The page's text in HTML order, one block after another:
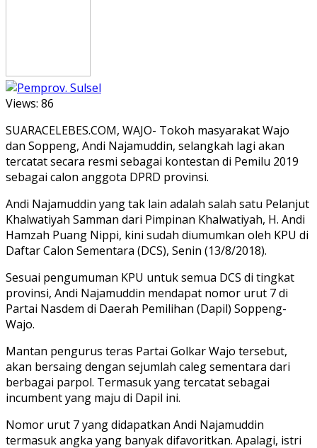
Views: 86
SUARACELEBES.COM, WAJO- Tokoh masyarakat Wajo
dan Soppeng, Andi Najamuddin, selangkah lagi akan
tercatat secara resmi sebagai kontestan di Pemilu 2019
sebagai calon anggota DPRD provinsi.
Andi Najamuddin yang tak lain adalah salah satu Pelanjut
Khalwatiyah Samman dari Pimpinan Khalwatiyah, H. Andi
Hamzah Puang Nippi, kini sudah diumumkan oleh KPU di
Daftar Calon Sementara (DCS), Senin (13/8/2018).
Sesuai pengumuman KPU untuk semua DCS di tingkat
provinsi, Andi Najamuddin mendapat nomor urut 7 di
Partai Nasdem di Daerah Pemilihan (Dapil) Soppeng-
Wajo.
Mantan pengurus teras Partai Golkar Wajo tersebut,
akan bersaing dengan sejumlah caleg sementara dari
berbagai parpol. Termasuk yang tercatat sebagai
incumbent yang maju di Dapil ini.
Nomor urut 7 yang didapatkan Andi Najamuddin
termasuk angka yang banyak difavoritkan. Apalagi, istri